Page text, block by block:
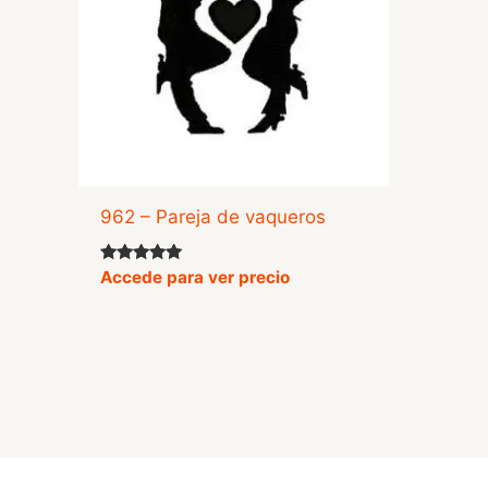
962 – Pareja de vaqueros
Valorado
con
Accede para ver precio